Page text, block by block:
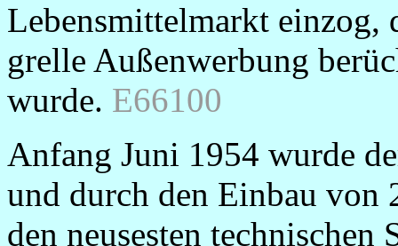
Lebensmittelmarkt einzog,
grelle Außenwerbung
wurde. E66100
Anfang Juni 1954 wurde
und durch den Einbau
den neusesten technischen